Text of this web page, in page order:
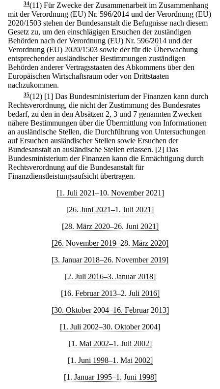
34(11) Für Zwecke der Zusammenarbeit im Zusammenhang
mit der Verordnung (EU) Nr. 596/2014 und der Verordnung (EU)
2020/1503 stehen der Bundesanstalt die Befugnisse nach diesem
Gesetz zu, um den einschlägigen Ersuchen der zuständigen
Behörden nach der Verordnung (EU) Nr. 596/2014 und der
Verordnung (EU) 2020/1503 sowie der für die Überwachung
entsprechender ausländischer Bestimmungen zuständigen
Behörden anderer Vertragsstaaten des Abkommens über den
Europäischen Wirtschaftsraum oder von Drittstaaten
nachzukommen.
35(12) [1] Das Bundesministerium der Finanzen kann durch
Rechtsverordnung, die nicht der Zustimmung des Bundesrates
bedarf, zu den in den Absätzen 2, 3 und 7 genannten Zwecken
nähere Bestimmungen über die Übermittlung von Informationen
an ausländische Stellen, die Durchführung von Untersuchungen
auf Ersuchen ausländischer Stellen sowie Ersuchen der
Bundesanstalt an ausländische Stellen erlassen. [2] Das
Bundesministerium der Finanzen kann die Ermächtigung durch
Rechtsverordnung auf die Bundesanstalt für
Finanzdienstleistungsaufsicht übertragen.
[1. Juli 2021–10. November 2021]
[26. Juni 2021–1. Juli 2021]
[28. März 2020–26. Juni 2021]
[26. November 2019–28. März 2020]
[3. Januar 2018–26. November 2019]
[2. Juli 2016–3. Januar 2018]
[16. Februar 2013–2. Juli 2016]
[30. Oktober 2004–16. Februar 2013]
[1. Juli 2002–30. Oktober 2004]
[1. Mai 2002–1. Juli 2002]
[1. Juni 1998–1. Mai 2002]
[1. Januar 1995–1. Juni 1998]